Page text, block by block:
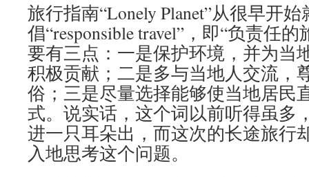
旅行指南“Lonely Planet”从很早开
倡“responsible travel”，即“负责任
要有三点：一是保护环境，并为当
积极贡献；二是多与当地人交流，
俗；三是尽量选择能够使当地居民
式。说实话，这个词以前听得虽多
进一只耳朵出，而这次的长途旅行
入地思考这个问题。